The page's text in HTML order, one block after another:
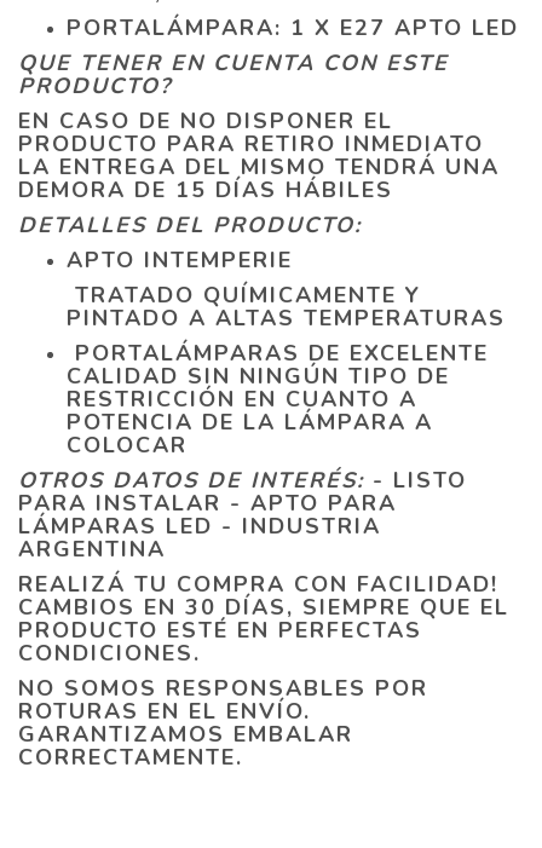
PORTALÁMPARA: 1 X E27 APTO LED
QUE TENER EN CUENTA CON ESTE
PRODUCTO?
EN CASO DE NO DISPONER EL
PRODUCTO PARA RETIRO INMEDIATO
LA ENTREGA DEL MISMO TENDRÁ UNA
DEMORA DE 15 DÍAS HÁBILES
DETALLES DEL PRODUCTO:
APTO INTEMPERIE
TRATADO QUÍMICAMENTE Y
PINTADO A ALTAS TEMPERATURAS
PORTALÁMPARAS DE EXCELENTE
CALIDAD SIN NINGÚN TIPO DE
RESTRICCIÓN EN CUANTO A
POTENCIA DE LA LÁMPARA A
COLOCAR
OTROS DATOS DE INTERÉS: - LISTO
PARA INSTALAR - APTO PARA
LÁMPARAS LED - INDUSTRIA
ARGENTINA
REALIZÁ TU COMPRA CON FACILIDAD!
CAMBIOS EN 30 DÍAS, SIEMPRE QUE EL
PRODUCTO ESTÉ EN PERFECTAS
CONDICIONES.
NO SOMOS RESPONSABLES POR
ROTURAS EN EL ENVÍO.
GARANTIZAMOS EMBALAR
CORRECTAMENTE.